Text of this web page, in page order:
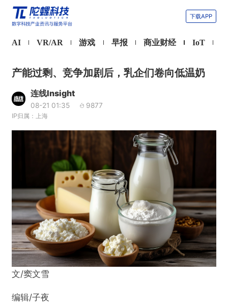
下载APP
AI VR/AR 游戏 早报 商业财经 IoT
产能过剩、竞争加剧后，乳企们卷向低温奶
连线Insight
08-21 01:35 9877
IP归属：上海
文/窦文雪
编辑/子夜